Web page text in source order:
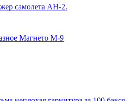
самолета АН-2.
Магнето М-9